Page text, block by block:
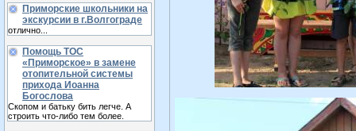
Приморские школьники на
экскурсии в г.Волгограде
отлично...
Помощь ТОС
«Приморское» в замене
отопительной системы
прихода Иоанна
Богослова
Скопом и батьку бить легче. А
строить что-либо тем более.